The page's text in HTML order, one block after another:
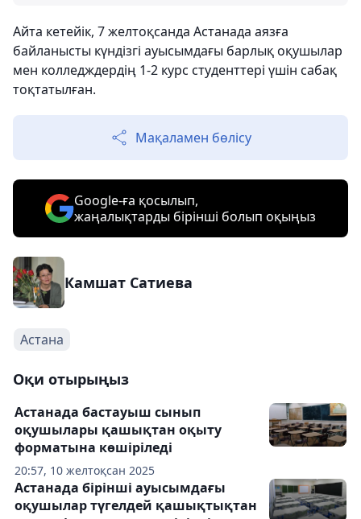
Айта кетейік, 7 желтоқсанда Астанада аязға
байланысты күндізгі ауысымдағы барлық оқушылар
мен колледждердің 1-2 курс студенттері үшін сабақ
тоқтатылған.
Мақаламен бөлісу
Google-ға қосылып,
жаңалықтарды бірінші болып оқыңыз
Камшат Сатиева
Астана
Оқи отырыңыз
20:57, 10 желтоқсан 2025
Астанада бастауыш сынып
оқушылары қашықтан оқыту
форматына көшіріледі
Астанада бірінші ауысымдағы
оқушылар түгелдей қашықтықтан